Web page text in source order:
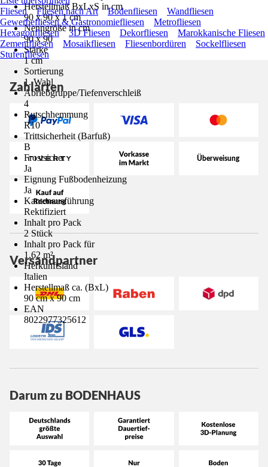
Herstellmaß BxLxS in cm
90 x 90 x 1 cm
Nenngröße in cm
90 x 90
Stärke
1 cm
Sortierung
1. Wahl
Abriebgruppe/Tiefenverschleiß
4
Rutschhemmung
R10
Trittsicherheit (Barfuß)
B
Frostsicher
Ja
Eignung Fußbodenheizung
Ja
Kantenausführung
Rektifiziert
Inhalt pro Pack
2 Stück
Inhalt pro Pack für
1,62 m²
Herkunftsland
Italien
Herstellmaß ca. (BxL)
90 cm x 90 cm
EAN
8022977325612
Fliesen
Fliesen nach Art Bodenfliesen
Wandfliesen
Gewerbefliesen & Gastronomiefliesen
Metrofliesen
Hexagonfliesen
3D Fliesen Dekorfliesen
Marokkanische Fliesen
Zementfliesen
Mosaikfliesen Fliesenbordüren
Sockelfliesen
Stufenfliesen
Zahlarten
Versandpartner
Darum zu BODENHAUS